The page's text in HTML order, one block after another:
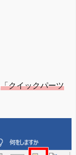
「クイックパーツ